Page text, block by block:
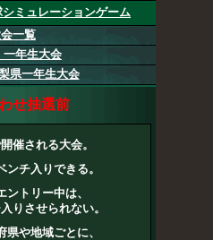
ミュレーションゲーム
一覧
一年生大会
県一年生大会
せ抽選前
催される大会。
ンチ入りできる。
ントリー中は、
りさせられない。
県や地域ごとに、